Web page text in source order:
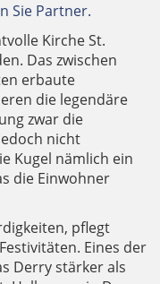
Sie Partner.
Kirche St.
Das zwischen
erbaute
die legendäre
zwar die
nicht
Kugel nämlich ein
die Einwohner
pflegt
Eines der
Derry stärker als